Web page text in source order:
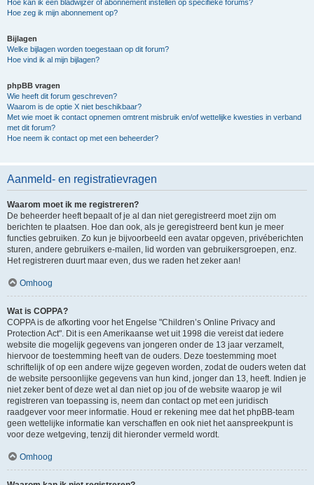
Hoe kan ik een bladwijzer of abonnement instellen op specifieke forums?
Hoe zeg ik mijn abonnement op?
Bijlagen
Welke bijlagen worden toegestaan op dit forum?
Hoe vind ik al mijn bijlagen?
phpBB vragen
Wie heeft dit forum geschreven?
Waarom is de optie X niet beschikbaar?
Met wie moet ik contact opnemen omtrent misbruik en/of wettelijke kwesties in verband
met dit forum?
Hoe neem ik contact op met een beheerder?
Aanmeld- en registratievragen
Waarom moet ik me registreren?
De beheerder heeft bepaalt of je al dan niet geregistreerd moet zijn om
berichten te plaatsen. Hoe dan ook, als je geregistreerd bent kun je meer
functies gebruiken. Zo kun je bijvoorbeeld een avatar opgeven, privéberichten
sturen, andere gebruikers e-mailen, lid worden van gebruikersgroepen, enz.
Het registreren duurt maar even, dus we raden het zeker aan!
Omhoog
Wat is COPPA?
COPPA is de afkorting voor het Engelse "Children’s Online Privacy and
Protection Act". Dit is een Amerikaanse wet uit 1998 die vereist dat iedere
website die mogelijk gegevens van jongeren onder de 13 jaar verzamelt,
hiervoor de toestemming heeft van de ouders. Deze toestemming moet
schriftelijk of op een andere wijze gegeven worden, zodat de ouders weten dat
de website persoonlijke gegevens van hun kind, jonger dan 13, heeft. Indien je
niet zeker bent of deze wet al dan niet op jou of de website waarop je wil
registreren van toepassing is, neem dan contact op met een juridisch
raadgever voor meer informatie. Houd er rekening mee dat het phpBB-team
geen wettelijke informatie kan verschaffen en ook niet het aanspreekpunt is
voor deze wetgeving, tenzij dit hieronder vermeld wordt.
Omhoog